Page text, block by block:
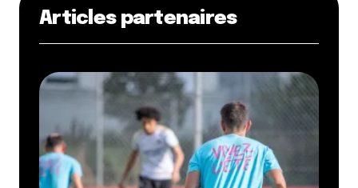
Articles partenaires